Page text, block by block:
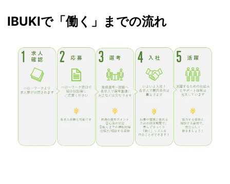
IBUKIで「働く」までの流れ